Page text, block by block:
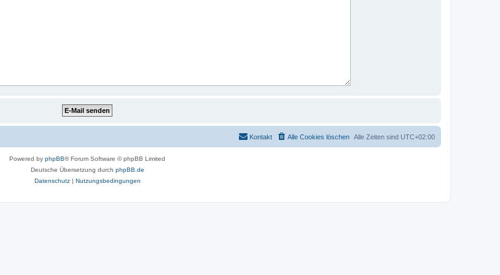
Alle Zeiten sind UTC+02:00
Alle Cookies löschen
Kontakt
Powered by phpBB® Forum Software © phpBB Limited
Deutsche Übersetzung durch phpBB.de
Datenschutz| Nutzungsbedingungen